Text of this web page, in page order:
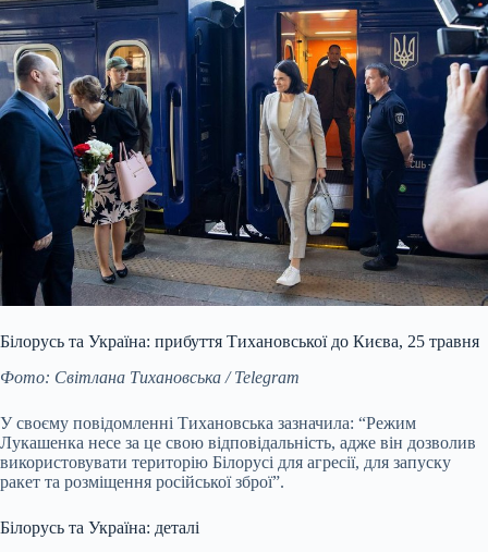
Білорусь та Україна: прибуття Тихановської до Києва, 25 травня
Фото: Світлана Тихановська / Telegram
У своєму повідомленні Тихановська зазначила: “Режим
Лукашенка несе за це свою відповідальність, адже він дозволив
використовувати територію Білорусі для агресії, для запуску
ракет та розміщення російської зброї”.
Білорусь та Україна: деталі